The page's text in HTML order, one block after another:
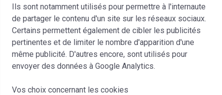
Ils sont notamment utilisés pour permettre à l'internaute
de partager le contenu d'un site sur les réseaux sociaux.
Certains permettent également de cibler les publicités
pertinentes et de limiter le nombre d'apparition d'une
même publicité. D'autres encore, sont utilisés pour
envoyer des données à Google Analytics.
Vos choix concernant les cookies